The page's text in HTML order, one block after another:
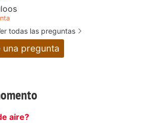
todas las preguntas
una pregunta
aire?